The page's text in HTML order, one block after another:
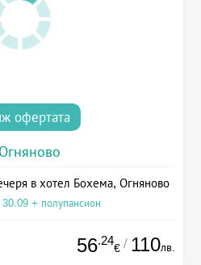
офертата
Огняново
в хотел Бохема, Огняново
+ полупансион
56.24
€ / 110лв.